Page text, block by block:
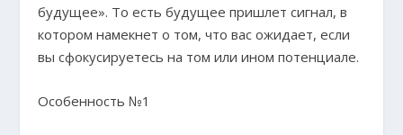
будущее». То есть будущее пришлет сигнал, в
котором намекнет о том, что вас ожидает, если
вы сфокусируетесь на том или ином потенциале.
Особенность №1